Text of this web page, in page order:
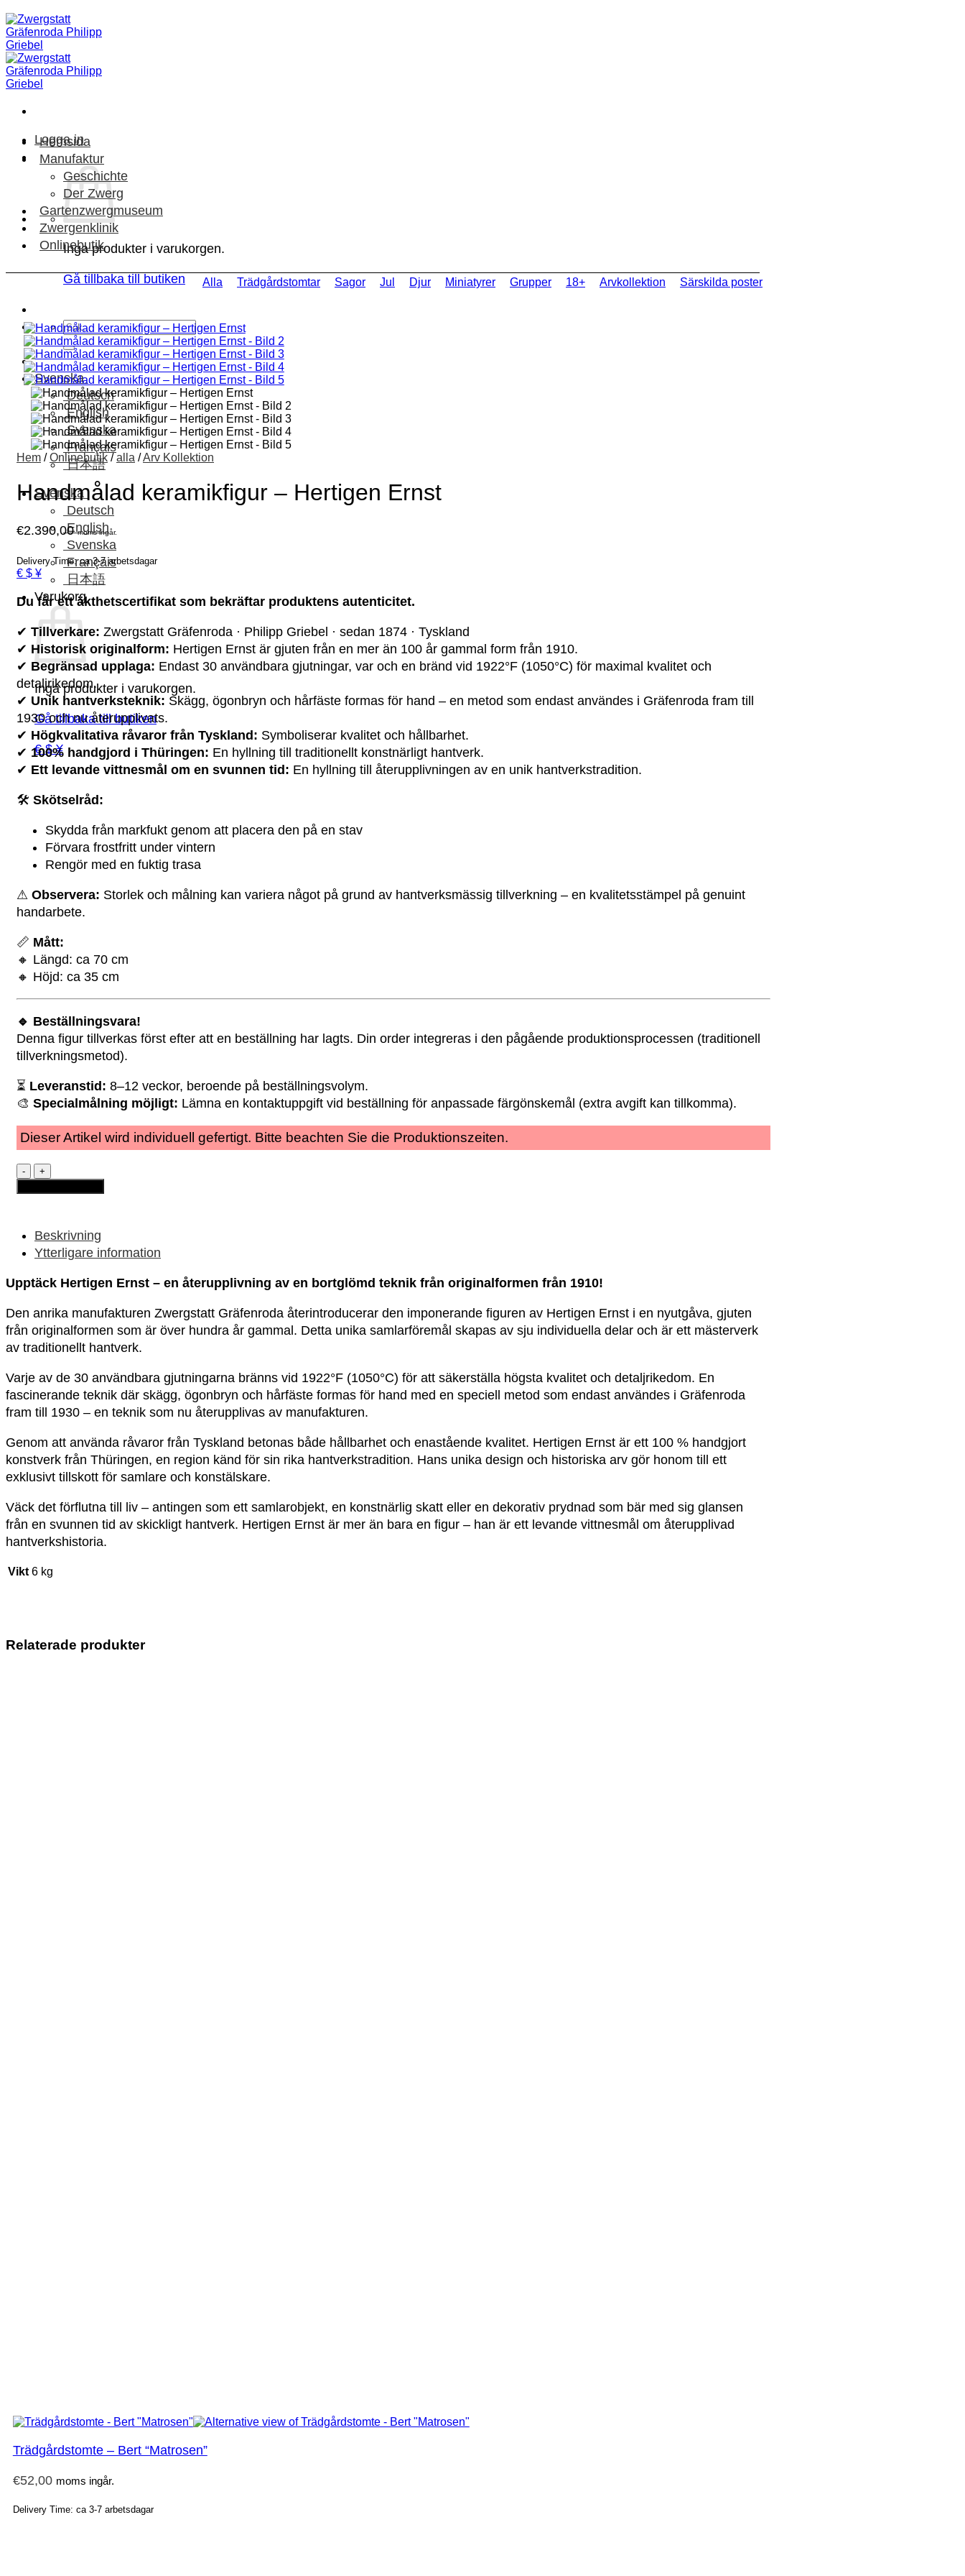
Skip
to
content
Logga in
Inga produkter i varukorgen.
Gå tillbaka till butiken
Sök
efter:
Svenska
Deutsch
English
Svenska
Français
日本語
Svenska
Deutsch
English
Svenska
Français
日本語
Varukorg
Inga produkter i varukorgen.
Gå tillbaka till butiken
€ $ ¥
Hemsida
Manufaktur
Geschichte
Der Zwerg
Gartenzwergmuseum
Zwergenklinik
Onlinebutik
Alla Trädgårdstomtar Sagor Jul Djur Miniatyrer Grupper 18+ Arvkollektion Särskilda poster
Hem / Onlinebutik / alla /Arv Kollektion
Handmålad keramikfigur – Hertigen Ernst
€2.390,00 moms ingår.
Delivery Time: ca 3-7 arbetsdagar
€ $ ¥
Du får ett äkthetscertifikat som bekräftar produktens autenticitet.
✔ Tillverkare: Zwergstatt Gräfenroda · Philipp Griebel · sedan 1874 · Tyskland
✔ Historisk originalform: Hertigen Ernst är gjuten från en mer än 100 år gammal form från 1910.
✔ Begränsad upplaga: Endast 30 användbara gjutningar, var och en bränd vid 1922°F (1050°C) för maximal kvalitet och
detaljrikedom.
✔ Unik hantverksteknik: Skägg, ögonbryn och hårfäste formas för hand – en metod som endast användes i Gräfenroda fram till
1930 och nu återupplivats.
✔ Högkvalitativa råvaror från Tyskland: Symboliserar kvalitet och hållbarhet.
✔ 100% handgjord i Thüringen: En hyllning till traditionellt konstnärligt hantverk.
✔ Ett levande vittnesmål om en svunnen tid: En hyllning till återupplivningen av en unik hantverkstradition.
🛠 Skötselråd:
Skydda från markfukt genom att placera den på en stav
Förvara frostfritt under vintern
Rengör med en fuktig trasa
⚠ Observera: Storlek och målning kan variera något på grund av hantverksmässig tillverkning – en kvalitetsstämpel på genuint
handarbete.
📏 Mått:
🔸 Längd: ca 70 cm
🔸 Höjd: ca 35 cm
🔹 Beställningsvara!
Denna figur tillverkas först efter att en beställning har lagts. Din order integreras i den pågående produktionsprocessen (traditionell
tillverkningsmetod).
⏳ Leveranstid: 8–12 veckor, beroende på beställningsvolym.
🎨 Specialmålning möjligt: Lämna en kontaktuppgift vid beställning för anpassade färgönskemål (extra avgift kan tillkomma).
Dieser Artikel wird individuell gefertigt. Bitte beachten Sie die Produktionszeiten.
Handmålad
keramikfigur
–
mängd
Beskrivning
Ytterligare information
Upptäck Hertigen Ernst – en återupplivning av en bortglömd teknik från originalformen från 1910!
Den anrika manufakturen Zwergstatt Gräfenroda återintroducerar den imponerande figuren av Hertigen Ernst i en nyutgåva, gjuten
från originalformen som är över hundra år gammal. Detta unika samlarföremål skapas av sju individuella delar och är ett mästerverk
av traditionellt hantverk.
Varje av de 30 användbara gjutningarna bränns vid 1922°F (1050°C) för att säkerställa högsta kvalitet och detaljrikedom. En
fascinerande teknik där skägg, ögonbryn och hårfäste formas för hand med en speciell metod som endast användes i Gräfenroda
fram till 1930 – en teknik som nu återupplivas av manufakturen.
Genom att använda råvaror från Tyskland betonas både hållbarhet och enastående kvalitet. Hertigen Ernst är ett 100 % handgjort
konstverk från Thüringen, en region känd för sin rika hantverkstradition. Hans unika design och historiska arv gör honom till ett
exklusivt tillskott för samlare och konstälskare.
Väck det förflutna till liv – antingen som ett samlarobjekt, en konstnärlig skatt eller en dekorativ prydnad som bär med sig glansen
från en svunnen tid av skickligt hantverk. Hertigen Ernst är mer än bara en figur – han är ett levande vittnesmål om återupplivad
hantverkshistoria.
Vikt 6 kg
Relaterade produkter
Trädgårdstomte – Bert “Matrosen”
€52,00 moms ingår.
Delivery Time: ca 3-7 arbetsdagar